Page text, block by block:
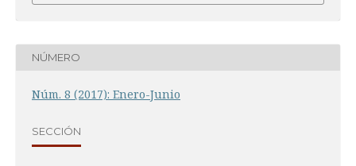
NÚMERO
Núm. 8 (2017): Enero-Junio
SECCIÓN